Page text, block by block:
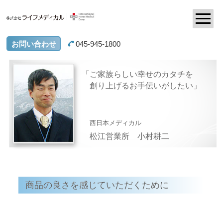
お問い合わせ 045-945-1800
ご家族らしい幸せのカタチを
創り上げるお手伝いがしたい
西日本メディカル
松江営業所小村耕二
商品の良さを感じていただくために